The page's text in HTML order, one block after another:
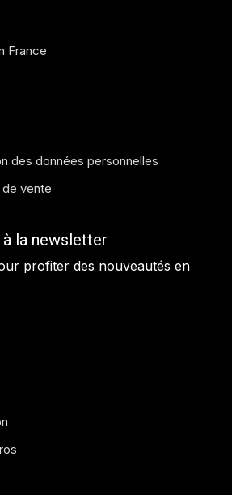
France
des données personnelles
vente
la newsletter
profiter des nouveautés en